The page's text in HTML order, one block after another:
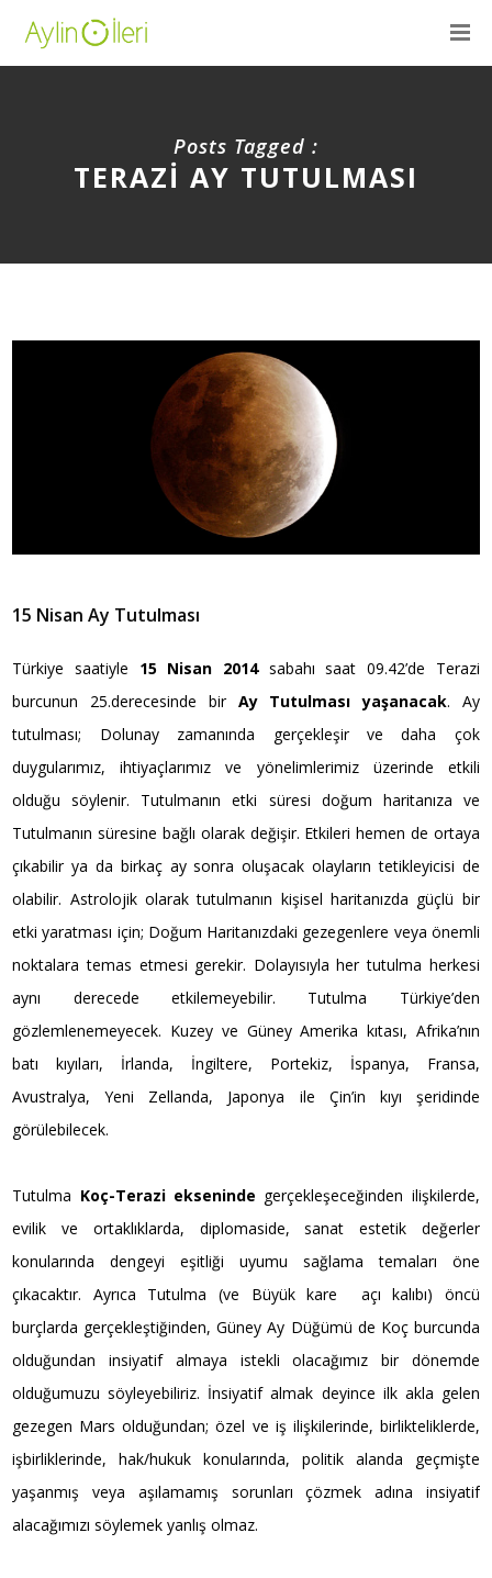
Posts Tagged :
TERAZI AY TUTULMASI
15 Nisan Ay Tutulması
Türkiye saatiyle 15 Nisan 2014sabahı saat 09.42’de Terazi
burcunun 25.derecesinde birAy Tutulması yaşanacak. Ay
tutulması; Dolunay zamanında gerçekleşir ve daha çok
duygularımız, ihtiyaçlarımız ve yönelimlerimiz üzerinde etkili
olduğu söylenir. Tutulmanın etki süresi doğum haritanıza ve
Tutulmanın süresine bağlı olarak değişir. Etkileri hemen de ortaya
çıkabilir ya da birkaç ay sonra oluşacak olayların tetikleyicisi de
olabilir. Astrolojik olarak tutulmanın kişisel haritanızda güçlü bir
etki yaratması için; Doğum Haritanızdaki gezegenlere veya önemli
noktalara temas etmesi gerekir. Dolayısıyla her tutulma herkesi
aynı derecede etkilemeyebilir. Tutulma Türkiye’den
gözlemlenemeyecek. Kuzey ve Güney Amerika kıtası, Afrika’nın
batı kıyıları, İrlanda, İngiltere, Portekiz, İspanya, Fransa,
Avustralya, Yeni Zellanda, Japonya ile Çin’in kıyı şeridinde
görülebilecek.
Tutulma Koç-Terazi ekseninde gerçekleşeceğinden ilişkilerde,
evilik ve ortaklıklarda, diplomaside, sanat estetik değerler
konularında dengeyi eşitliği uyumu sağlama temaları öne
çıkacaktır. Ayrıca Tutulma (ve Büyük kare açı kalıbı) öncü
burçlarda gerçekleştiğinden, Güney Ay Düğümü de Koç burcunda
olduğundan insiyatif almaya istekli olacağımız bir dönemde
olduğumuzu söyleyebiliriz. İnsiyatif almak deyince ilk akla gelen
gezegen Mars olduğundan; özel ve iş ilişkilerinde, birlikteliklerde,
işbirliklerinde, hak/hukuk konularında, politik alanda geçmişte
yaşanmış veya aşılamamış sorunları çözmek adına insiyatif
alacağımızı söylemek yanlış olmaz.